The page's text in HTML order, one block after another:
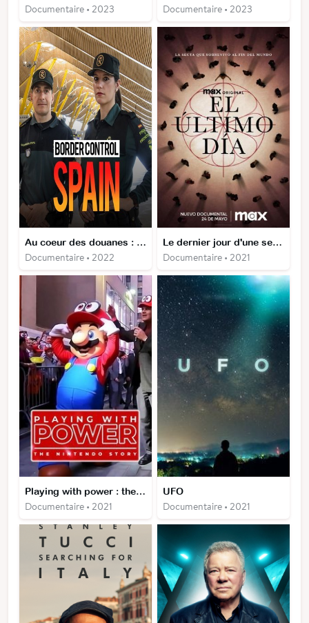
Documentaire • 2023 Documentaire • 2023
Au coeur des douanes : Espagne
Documentaire • 2022
Le dernier jour d'une secte
Documentaire • 2021
Playing with power : the Nintendo story
Documentaire • 2021
UFO
Documentaire • 2021